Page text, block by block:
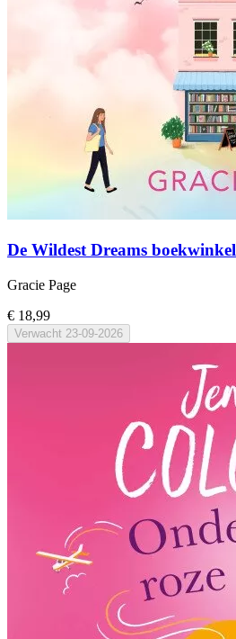
De Wildest Dreams boekwinkel
Gracie Page
€ 18,99
Verwacht 23-09-2026